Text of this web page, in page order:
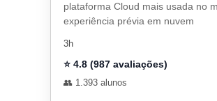
plataforma Cloud mais usada no
experiência prévia em nuvem
3h
⭐ 4.8 (987 avaliações)
👥 1.393 alunos